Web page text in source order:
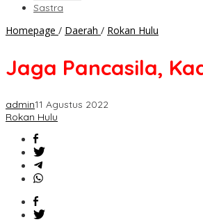
Sastra
Homepage / Daerah / Rokan Hulu
Tapung
Jaya
Jaga Pancasila,
admin11 Agustus 2022
Rokan Hulu